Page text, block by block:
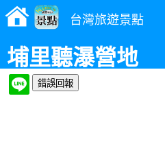
台灣旅遊景點
埔里聽瀑營地